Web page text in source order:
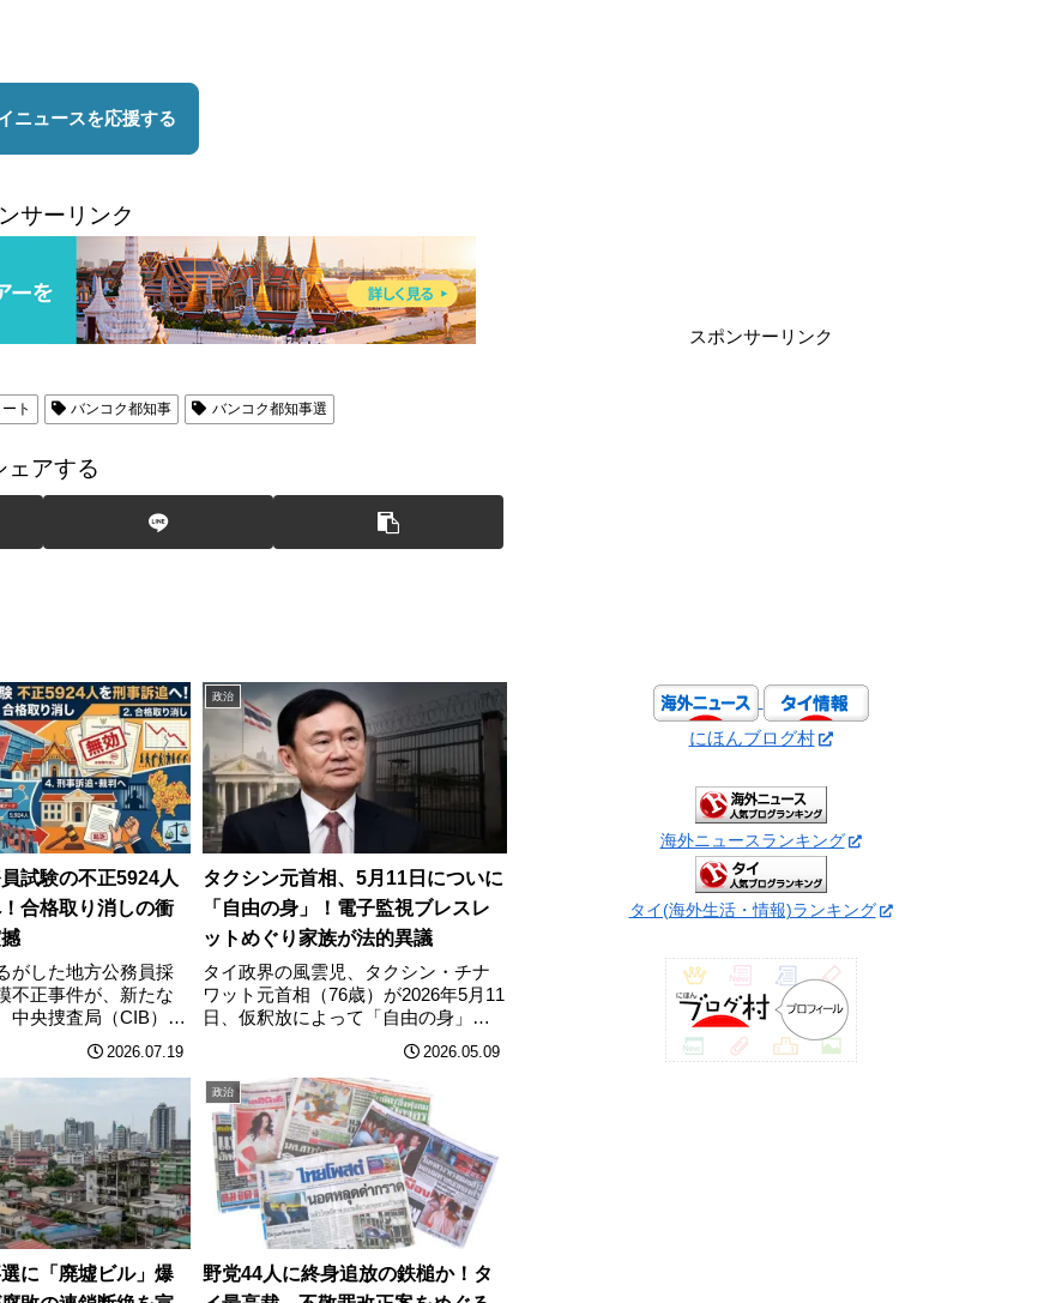
サーリンク
ト バンコク都知事 バンコク都知事選
ェアする
試験の不正5924人
合格取り消しの衝
がした地方公務員採
不正事件が、新たな
中央捜査局（CIB）の
省が合格資格を取り
得点」の受験者5924
事事件として立件す
にした。マティチョ
2026.07.19
政治
タクシン元首相、5月11日についに
「自由の身」！電子監視ブレスレ
ットめぐり家族が法的異議
タイ政界の風雲児、タクシン・チナ
ワット元首相（76歳）が2026年5月11
日、仮釈放によって「自由の身」と
なることが正式に確定した。しかし
その出所劇は一筋縄ではいかない。
焦点は「電子監視ブレスレット（EM
アンクルブレスレット）」を本当に
装着………
2026.05.09
に「廃墟ビル」爆
政治
野党44人に終身追放の鉄槌か！タ
スポンサーリンク
にほんブログ村
海外ニュースランキング
タイ(海外生活・情報)ランキング